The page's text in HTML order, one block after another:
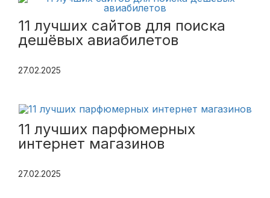
11 лучших сайтов для поиска
дешёвых авиабилетов
27.02.2025
11 лучших парфюмерных
интернет магазинов
27.02.2025